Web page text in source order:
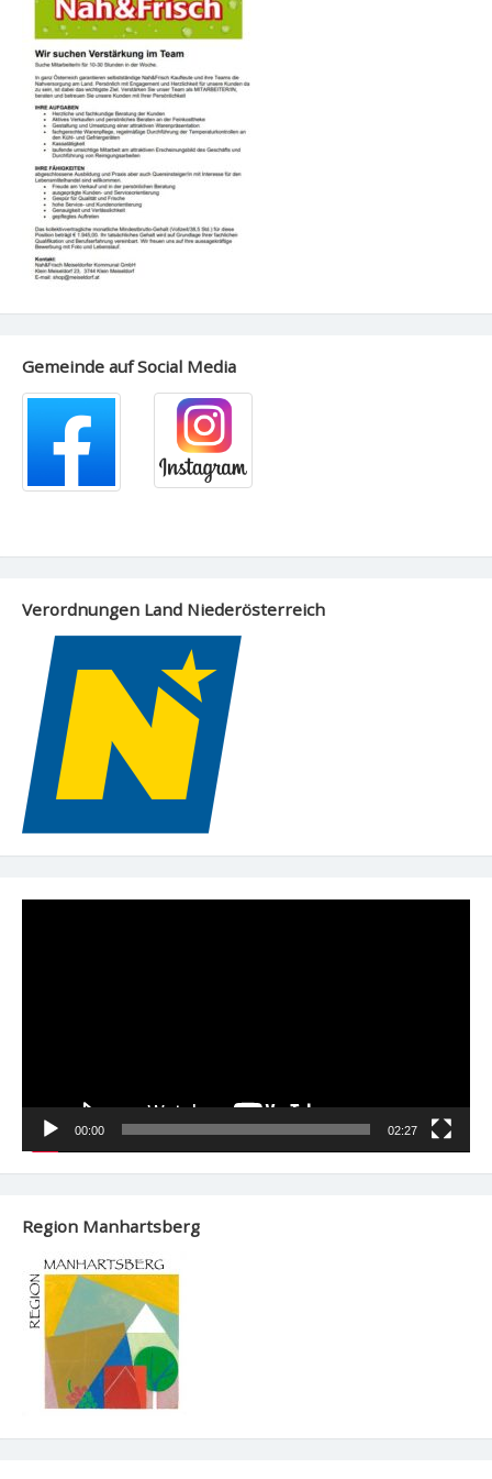
Gemeinde auf Social Media
Verordnungen Land Niederösterreich
00:00 02:27
Region Manhartsberg